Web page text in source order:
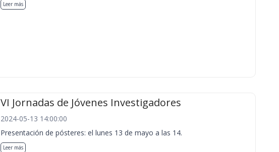
Leer más
VI Jornadas de Jóvenes Investigadores
2024-05-13 14:00:00
Presentación de pósteres: el lunes 13 de mayo a las 14.
Leer más